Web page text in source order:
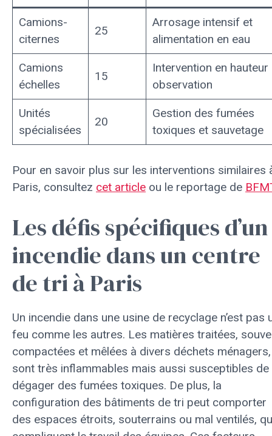
Camions-
citernes
25
Arrosage intensif et
alimentation en eau
Camions
échelles
15
Intervention en hauteur
observation
Unités
spécialisées
20
Gestion des fumées
toxiques et sauvetage
Pour en savoir plus sur les interventions similaires
Paris, consultez cet article ou le reportage de
Les défis spécifiques d’un
incendie dans un centre
de tri à Paris
Un incendie dans une usine de recyclage n’est pas
feu comme les autres. Les matières traitées,
compactées et mêlées à divers déchets ménagers,
sont très inflammables mais aussi susceptibles de
dégager des fumées toxiques. De plus, la
configuration des bâtiments de tri peut comporter
des espaces étroits, souterrains ou mal ventilés,